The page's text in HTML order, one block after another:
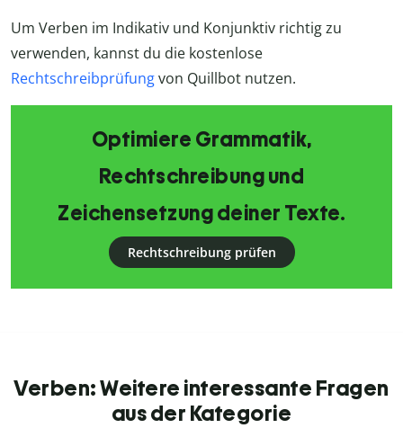
Um Verben im Indikativ und Konjunktiv richtig zu
verwenden, kannst du die kostenlose
Rechtschreibprüfungvon Quillbot nutzen.
Optimiere Grammatik,
Rechtschreibung und
Zeichensetzung deiner Texte.
Rechtschreibung prüfen
Verben: Weitere interessante Fragen
aus der Kategorie